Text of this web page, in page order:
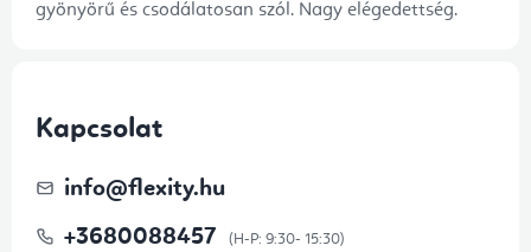
gyönyörű és csodálatosan szól. Nagy elégedettség.
Kapcsolat
info@flexity.hu
+3680088457